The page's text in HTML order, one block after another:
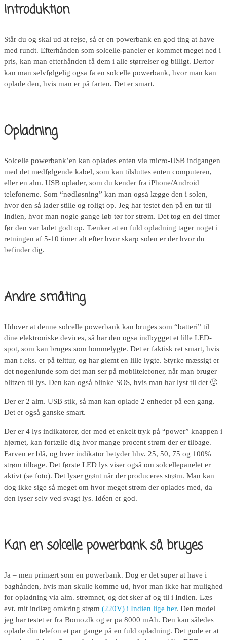
Introduktion
Står du og skal ud at rejse, så er en powerbank en god ting at have
med rundt. Efterhånden som solcelle-paneler er kommet meget ned i
pris, kan man efterhånden få dem i alle størrelser og billigt. Derfor
kan man selvfølgelig også få en solcelle powerbank, hvor man kan
oplade den, hvis man er på farten. Det er smart.
Opladning
Solcelle powerbank’en kan oplades enten via micro-USB indgangen
med det medfølgende kabel, som kan tilsluttes enten computeren,
eller en alm. USB oplader, som du kender fra iPhone/Android
telefonerne. Som “nødløsning” kan man også lægge den i solen,
hvor den så lader stille og roligt op. Jeg har testet den på en tur til
Indien, hvor man nogle gange løb tør for strøm. Det tog en del timer
før den var ladet godt op. Tænker at en fuld opladning tager noget i
retningen af 5-10 timer alt efter hvor skarp solen er der hvor du
befinder dig.
Andre småting
Udover at denne solcelle powerbank kan bruges som “batteri” til
dine elektroniske devices, så har den også indbygget et lille LED-
spot, som kan bruges som lommelygte. Det er faktisk ret smart, hvis
man f.eks. er på telttur, og har glemt en lille lygte. Styrke mæssigt er
det nogenlunde som det man ser på mobiltelefoner, når man bruger
blitzen til lys. Den kan også blinke SOS, hvis man har lyst til det 🙂
Der er 2 alm. USB stik, så man kan oplade 2 enheder på een gang.
Det er også ganske smart.
Der er 4 lys indikatorer, der med et enkelt tryk på “power” knappen i
hjørnet, kan fortælle dig hvor mange procent strøm der er tilbage.
Farven er blå, og hver indikator betyder hhv. 25, 50, 75 og 100%
strøm tilbage. Det første LED lys viser også om solcellepanelet er
aktivt (se foto). Det lyser grønt når der produceres strøm. Man kan
dog ikke sige så meget om hvor meget strøm der oplades med, da
den lyser selv ved svagt lys. Idéen er god.
Kan en solcelle powerbank så bruges
Ja – men primært som en powerbank. Dog er det super at have i
baghånden, hvis man skulle komme ud, hvor man ikke har mulighed
for opladning via alm. strømnet, og det sker af og til i Indien. Læs
evt. mit indlæg omkring strøm (220V) i Indien lige her. Den model
jeg har testet er fra Bomo.dk og er på 8000 mAh. Den kan således
oplade din telefon et par gange på en fuld opladning. Det gode er at